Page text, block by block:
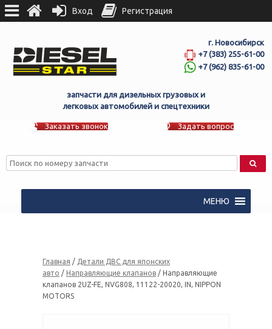
г. Новосибирск
+7 (383) 255-61-00
+7 (962) 835-61-00
запчасти для дизельных грузовых и
легковых автомобилей и спецтехники
Заказать звонок Задать вопрос
МЕНЮ
Главная / Детали ДВС для японских
авто / Направляющие клапанов / Направляющие
клапанов 2UZ-FE, NVG808, 11122-20020, IN, NIPPON
MOTORS
Вход Регистрация